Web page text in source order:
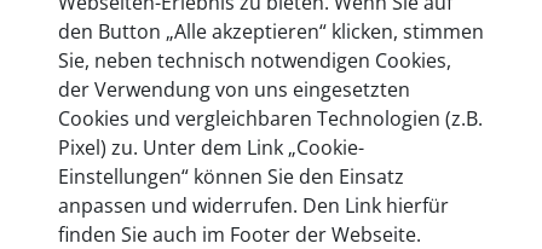
mehr als 10 Jahre Erfahrung, und auch in Zukunft
entwickeln wir unsere Produkte am Standort in
Berlin laufend weiter. Auf diese Qualität vertrauen
heute mehr als 60.000 Privatkunden und
Unternehmen.
den Button „Alle akzeptieren“ klicken, stimmen
Sie, neben technisch notwendigen Cookies,
der Verwendung von uns eingesetzten
Cookies und vergleichbaren Technologien (z.B.
Pixel) zu. Unter dem Link „Cookie-
Einstellungen“ können Sie den Einsatz
anpassen und widerrufen. Den Link hierfür
finden Sie auch im Footer der Webseite.